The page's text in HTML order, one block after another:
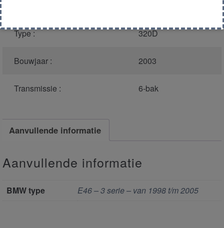
Type : 320D
Bouwjaar : 2003
Transmissie : 6-bak
Aanvullende informatie
Aanvullende informatie
BMW type E46 – 3 serie – van 1998 t/m 2005